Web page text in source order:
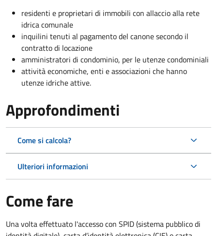
residenti e proprietari di immobili con allaccio alla rete
idrica comunale
inquilini tenuti al pagamento del canone secondo il
contratto di locazione
amministratori di condominio, per le utenze condominiali
attività economiche, enti e associazioni che hanno
utenze idriche attive.
Approfondimenti
Come si calcola?
Ulteriori informazioni
Come fare
Una volta effettuato l'accesso con SPID (sistema pubblico di